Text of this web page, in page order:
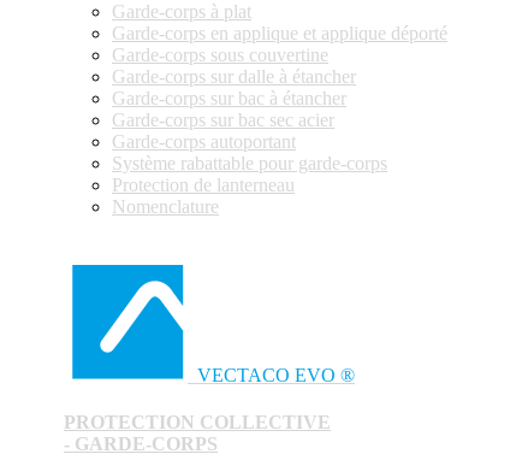
Garde-corps à plat
Garde-corps en applique et applique déporté
Garde-corps sous couvertine
Garde-corps sur dalle à étancher
Garde-corps sur bac à étancher
Garde-corps sur bac sec acier
Garde-corps autoportant
Système rabattable pour garde-corps
Protection de lanterneau
Nomenclature
VECTACO EVO ®
PROTECTION COLLECTIVE
- GARDE-CORPS